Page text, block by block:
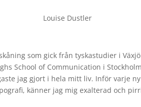
som gick från tyskastudier i
School of Communication i
jag gjort i hela mitt liv. Inför varje
känner jag mig exalterad och